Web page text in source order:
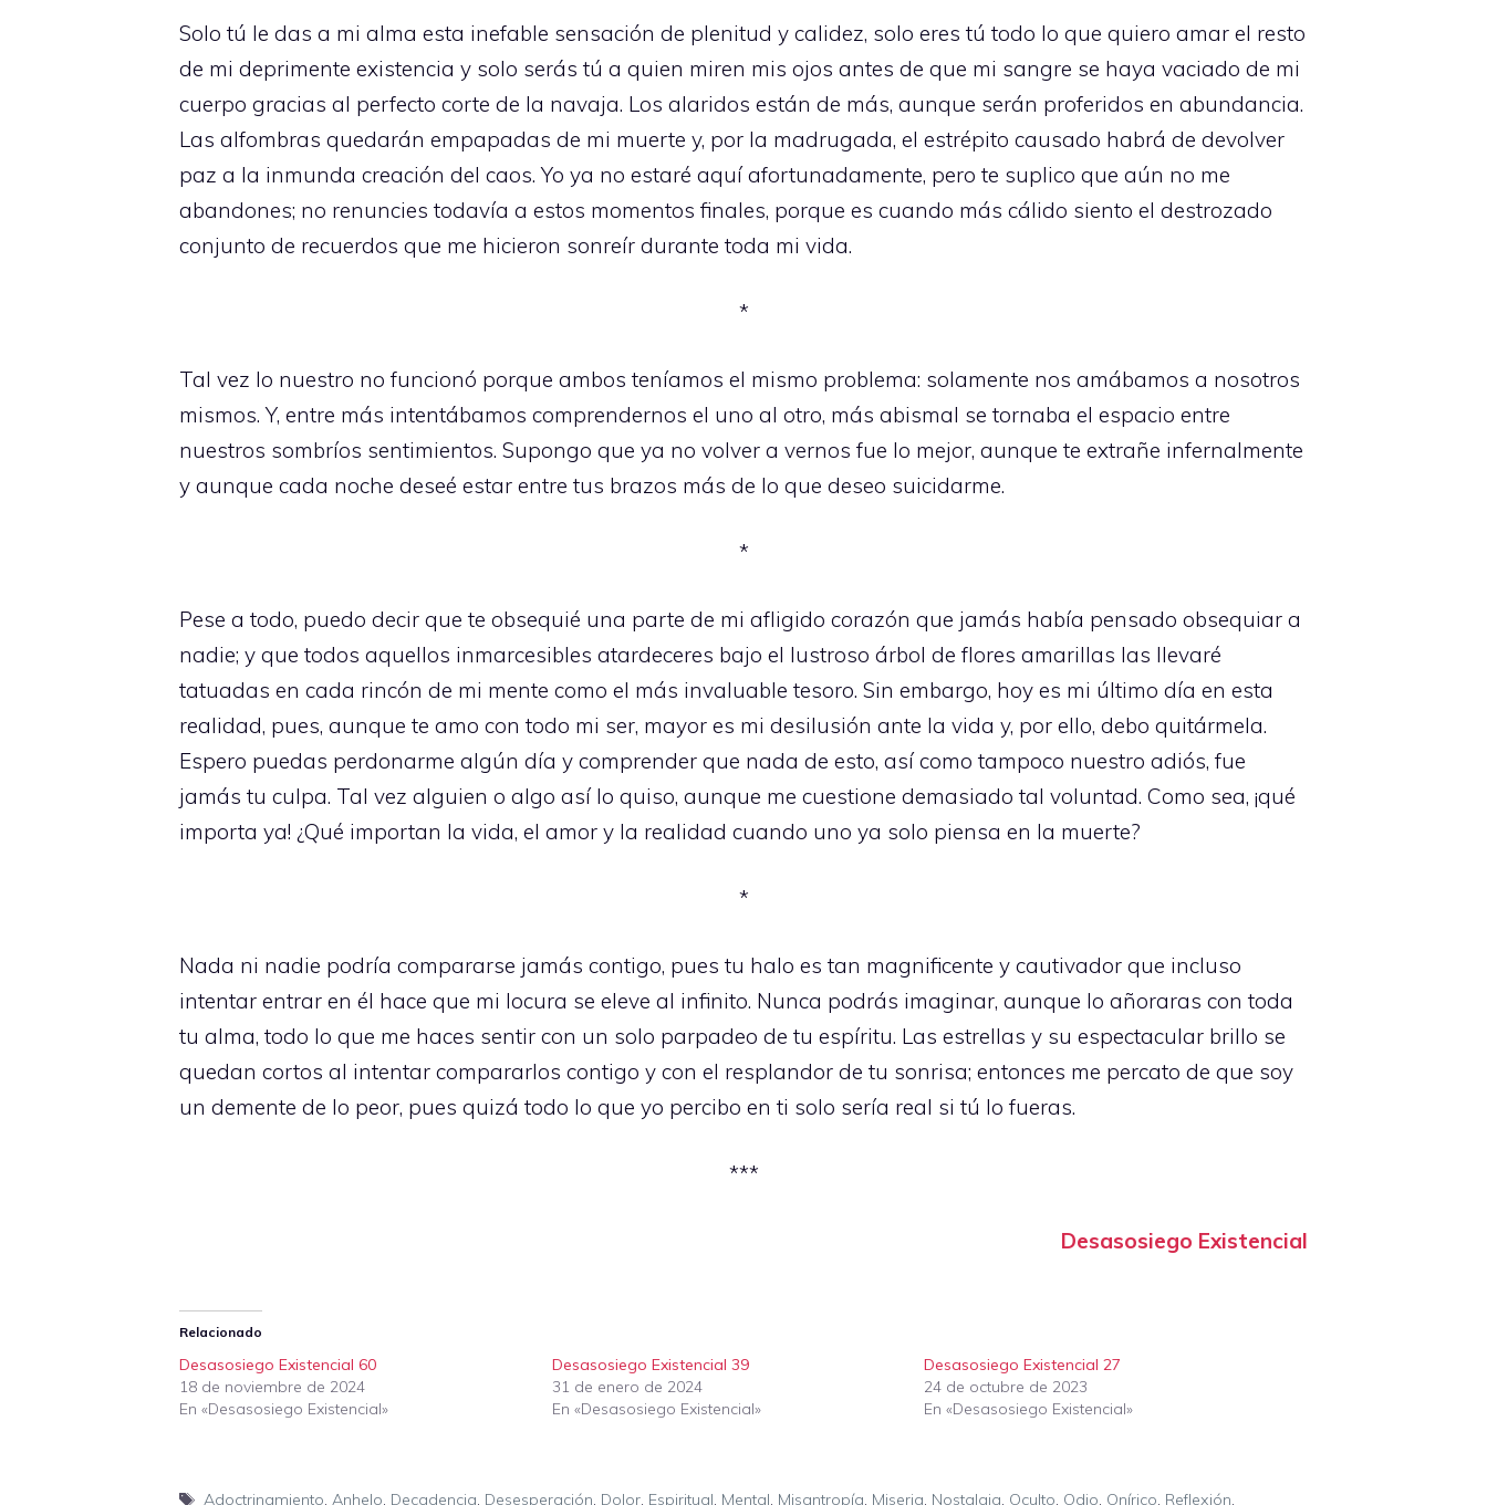
Solo tú le das a mi alma esta inefable sensación de plenitud y calidez, solo eres tú todo lo que quiero amar el resto
de mi deprimente existencia y solo serás tú a quien miren mis ojos antes de que mi sangre se haya vaciado de mi
cuerpo gracias al perfecto corte de la navaja. Los alaridos están de más, aunque serán proferidos en abundancia.
Las alfombras quedarán empapadas de mi muerte y, por la madrugada, el estrépito causado habrá de devolver
paz a la inmunda creación del caos. Yo ya no estaré aquí afortunadamente, pero te suplico que aún no me
abandones; no renuncies todavía a estos momentos finales, porque es cuando más cálido siento el destrozado
conjunto de recuerdos que me hicieron sonreír durante toda mi vida.
*
Tal vez lo nuestro no funcionó porque ambos teníamos el mismo problema: solamente nos amábamos a nosotros
mismos. Y, entre más intentábamos comprendernos el uno al otro, más abismal se tornaba el espacio entre
nuestros sombríos sentimientos. Supongo que ya no volver a vernos fue lo mejor, aunque te extrañe infernalmente
y aunque cada noche deseé estar entre tus brazos más de lo que deseo suicidarme.
*
Pese a todo, puedo decir que te obsequié una parte de mi afligido corazón que jamás había pensado obsequiar a
nadie; y que todos aquellos inmarcesibles atardeceres bajo el lustroso árbol de flores amarillas las llevaré
tatuadas en cada rincón de mi mente como el más invaluable tesoro. Sin embargo, hoy es mi último día en esta
realidad, pues, aunque te amo con todo mi ser, mayor es mi desilusión ante la vida y, por ello, debo quitármela.
Espero puedas perdonarme algún día y comprender que nada de esto, así como tampoco nuestro adiós, fue
jamás tu culpa. Tal vez alguien o algo así lo quiso, aunque me cuestione demasiado tal voluntad. Como sea, ¡qué
importa ya! ¿Qué importan la vida, el amor y la realidad cuando uno ya solo piensa en la muerte?
*
Nada ni nadie podría compararse jamás contigo, pues tu halo es tan magnificente y cautivador que incluso
intentar entrar en él hace que mi locura se eleve al infinito. Nunca podrás imaginar, aunque lo añoraras con toda
tu alma, todo lo que me haces sentir con un solo parpadeo de tu espíritu. Las estrellas y su espectacular brillo se
quedan cortos al intentar compararlos contigo y con el resplandor de tu sonrisa; entonces me percato de que soy
un demente de lo peor, pues quizá todo lo que yo percibo en ti solo sería real si tú lo fueras.
***
Desasosiego Existencial
Relacionado
Desasosiego Existencial 60
18 de noviembre de 2024
En «Desasosiego Existencial»
Desasosiego Existencial 39
31 de enero de 2024
En «Desasosiego Existencial»
Desasosiego Existencial 27
24 de octubre de 2023
En «Desasosiego Existencial»
Etiquetas
Adoctrinamiento, Anhelo, Decadencia, Desesperación, Dolor, Espiritual, Mental, Misantropía, Miseria, Nostalgia, Oculto, Odio, Onírico, Reflexión,